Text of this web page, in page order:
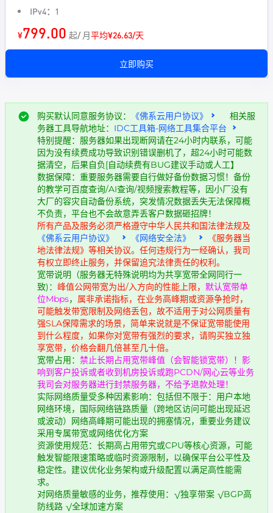
IPv4： 1
¥799.00 起/ 月平均¥26.63/天
立即购买
购买默认同意服务协议： 《佛系云用户协议》
相关服
务器工具导航地址： IDC工具箱-网络工具集合平台
特别提醒：服务器如果出现断网请在24小时内联系，可能
因为没有续费成功导致识别错误删机了，超24小时可能数
据清空，后果自负[自动续费有BUG建议手动或人工】
数据保障：重要服务器需要自行做好备份数据习惯！备份
的教学可百度查询/AI查询/视频搜索教程等，因小厂没有
大厂的容灾自动备份系统，突发情况数据丢失无法保障概
不负责，平台也不会故意弄丢客户数据砸招牌！
所有产品及服务必须严格遵守中华人民共和国法律法规及
《佛系云用户协议》
《网络安全法》
《服务器当
地法律法规》等相关协议。任何违规行为一经确认，我司
有权立即终止服务，并保留追究法律责任的权利。
宽带说明（服务器无特殊说明均为共享宽带全网同行一
致)： 峰值公网带宽为出/入方向的性能上限， 默认宽带单
位Mbps， 属非承诺指标，在业务高峰期或资源争抢时，
可能触发带宽限制及网络丢包，故不适用于对公网质量有
强SLA保障需求的场景，简单来说就是不保证宽带能使用
到什么程度，如果你对宽带有强烈的要求，请购买独立独
享宽带，价格会翻几倍甚至几十倍。
宽带占用： 禁止长期占用宽带峰值（会智能锁宽带）！影
响到客户投诉或者收到机房投诉或跑PCDN/网心云等业务
我司会对服务器进行封禁服务器，不给予退款处理！
实际网络质量受多种因素影响：包括但不限于：用户本地
网络环境，国际网络链路质量（跨地区访问可能出现延迟
或波动）网络高峰期可能出现的拥塞情况，重要业务建议
采用专属带宽或网络优化方案
资源使用规范：长期高占用带究或CPU等核心资源，可能
触发智能限速策略或临时资源限制，以确保平台公平性及
稳定性。建议优化业务架构或升级配置以满足高性能需
求。
对网络质量敏感的业务，推荐使用：√独享带案 √BGP高
防线路 √全球加速方案